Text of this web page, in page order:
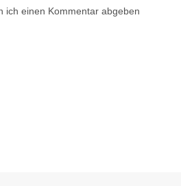
ich einen Kommentar abgeben